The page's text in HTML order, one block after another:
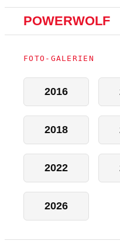
POWERWOLF
FOTO-GALERIEN
2016
2018
2022
2026